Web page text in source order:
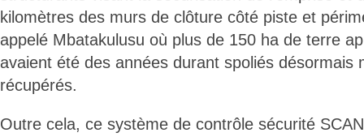
kilomètres des murs de clôture côté piste et
appelé Mbatakulusu où plus de 150 ha de terre
avaient été des années durant spoliés désormais
récupérés.
Outre cela, ce système de contrôle sécurité